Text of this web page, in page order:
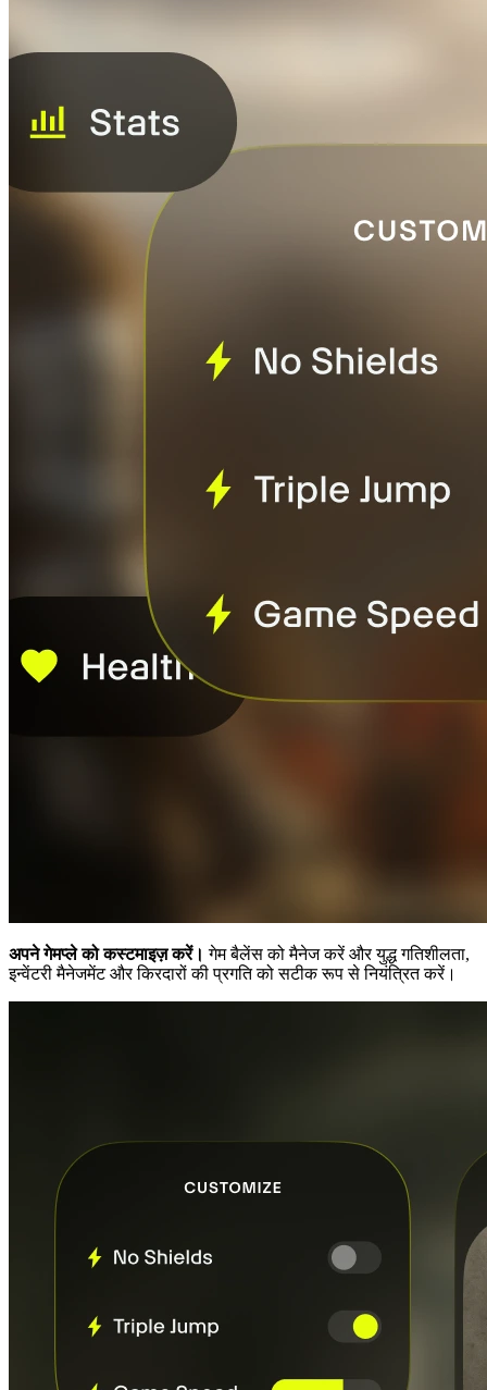
अपने गेमप्ले को कस्टमाइज़ करें। गेम बैलेंस को मैनेज करें और युद्ध गतिशीलता,
इन्वेंटरी मैनेजमेंट और किरदारों की प्रगति को सटीक रूप से नियंत्रित करें।